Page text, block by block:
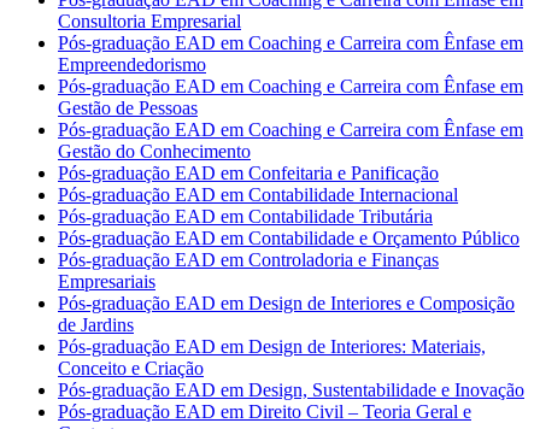
Consultoria Empresarial
Pós-graduação EAD em Coaching e Carreira com Ênfase em
Empreendedorismo
Pós-graduação EAD em Coaching e Carreira com Ênfase em
Gestão de Pessoas
Pós-graduação EAD em Coaching e Carreira com Ênfase em
Gestão do Conhecimento
Pós-graduação EAD em Confeitaria e Panificação
Pós-graduação EAD em Contabilidade Internacional
Pós-graduação EAD em Contabilidade Tributária
Pós-graduação EAD em Contabilidade e Orçamento Público
Pós-graduação EAD em Controladoria e Finanças
Empresariais
Pós-graduação EAD em Design de Interiores e Composição
de Jardins
Pós-graduação EAD em Design de Interiores: Materiais,
Conceito e Criação
Pós-graduação EAD em Design, Sustentabilidade e Inovação
Pós-graduação EAD em Direito Civil – Teoria Geral e